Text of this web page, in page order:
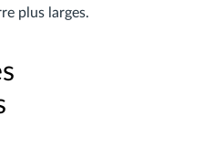
plus larges.